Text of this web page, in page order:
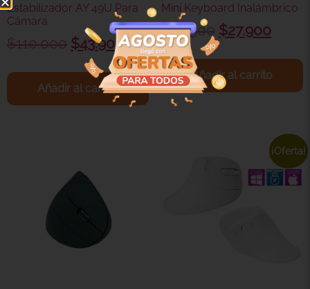
Estabilizador AY 49U Para
Cámara
$110.000 $43.900
Añadir al carrito
Mini Keyboard Inalámbrico
$28.900 $27.900
Añadir al carrito
¡Oferta!